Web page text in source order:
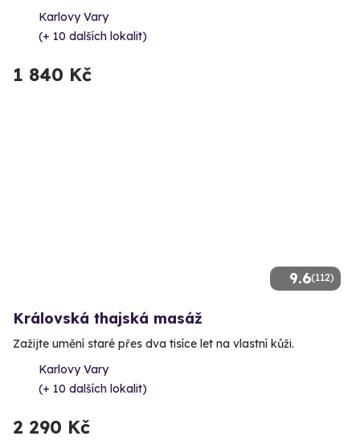
Karlovy Vary
(+ 10 dalších lokalit)
1 840 Kč
9.6(112)
Královská thajská masáž
Zažijte umění staré přes dva tisíce let na vlastní kůži.
Karlovy Vary
(+ 10 dalších lokalit)
2 290 Kč